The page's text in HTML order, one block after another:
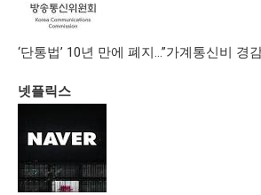
‘단통법’ 10년 만에 폐지…”가계통신비 경
넷플릭스